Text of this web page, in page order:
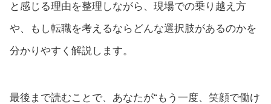
と感じる理由を整理しながら、現場での乗り越え方
や、もし転職を考えるならどんな選択肢があるのかを
分かりやすく解説します。
最後まで読むことで、あなたが“もう一度、笑顔で働け